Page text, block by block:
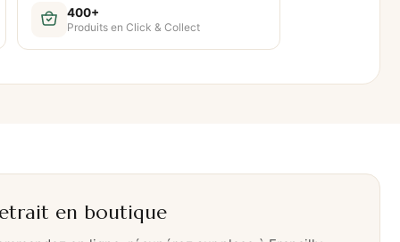
400+
Produits en Click & Collect
en boutique